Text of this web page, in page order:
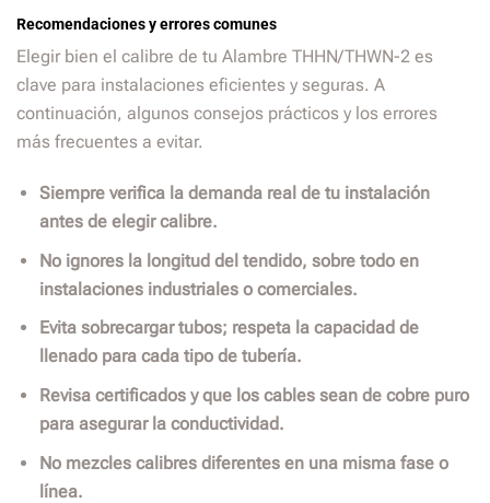
Recomendaciones y errores comunes
Elegir bien el calibre de tu Alambre THHN/THWN-2 es
clave para instalaciones eficientes y seguras. A
continuación, algunos consejos prácticos y los errores
más frecuentes a evitar.
Siempre verifica la demanda real de tu instalación
antes de elegir calibre.
No ignores la longitud del tendido, sobre todo en
instalaciones industriales o comerciales.
Evita sobrecargar tubos; respeta la capacidad de
llenado para cada tipo de tubería.
Revisa certificados y que los cables sean de cobre puro
para asegurar la conductividad.
No mezcles calibres diferentes en una misma fase o
línea.